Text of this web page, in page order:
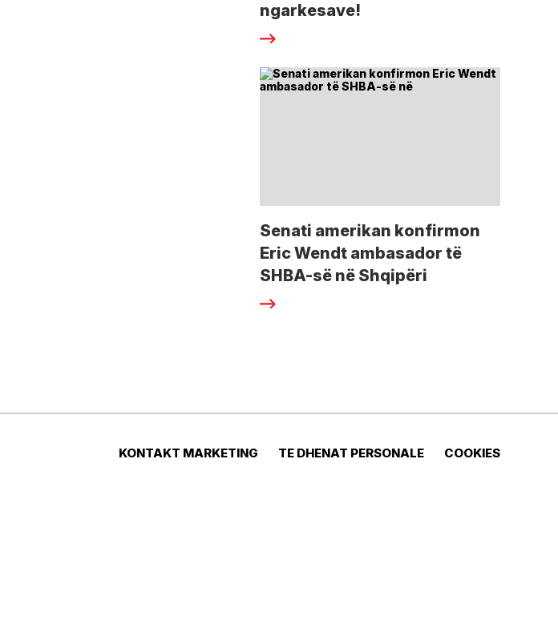
ngarkesave!
Senati amerikan konfirmon
Eric Wendt ambasador të
SHBA-së në Shqipëri
KONTAKT MARKETING TE DHENAT PERSONALE COOKIES